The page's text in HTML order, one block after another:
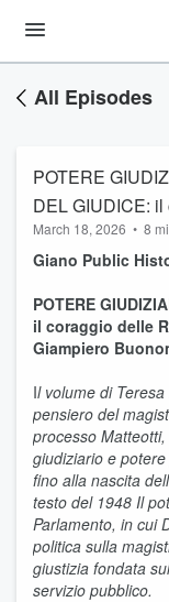
All Episodes
POTERE
DEL GIUDICE:
March 18, 2026 • 8
Giano Public
POTERE
il coraggio delle
Giampiero
Il volume di
pensiero del
processo
giudiziario e
fino alla nascita
testo del 1948 Il
Parlamento, in cui
politica sulla
giustizia fondata
servizio pubblico.